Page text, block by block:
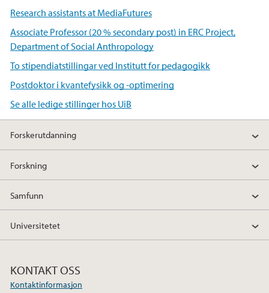
Research assistants at MediaFutures
Associate Professor (20 % secondary post) in ERC Project,
Department of Social Anthropology
To stipendiatstillingar ved Institutt for pedagogikk
Postdoktor i kvantefysikk og -optimering
Se alle ledige stillinger hos UiB
Forskerutdanning
Forskning
Samfunn
Universitetet
KONTAKT OSS
Kontaktinformasjon